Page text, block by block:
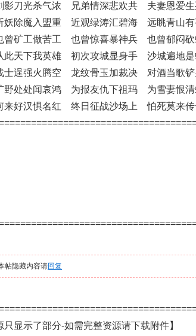
刀光杀气浓 兄弟情深悲欢共 夫妻恩爱生
妖除魔入盟重 近观绿涛汇碧海 远眺青山有
矿工做苦工 也曾惊喜暴神兵 也曾郁闷砍
天下我英雄 初次攻城显身手 沙城遍地是
逞强火腾空 龙纹骨玉加裁决 对酒当歌铲
野处处闻哀鸿 为报友仇下祖玛 为雪妻恨清
好汉惧名红 终日征战沙场上 怕死莫来传
帖隐藏内容请回复
只显示了部分-如需完整资源请下载附件】